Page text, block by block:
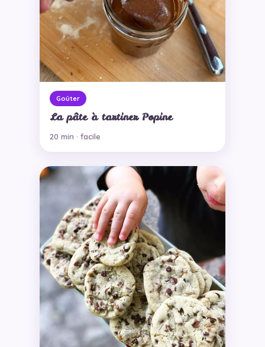
Goûter
La pâte à tartiner Popine
20 min · facile